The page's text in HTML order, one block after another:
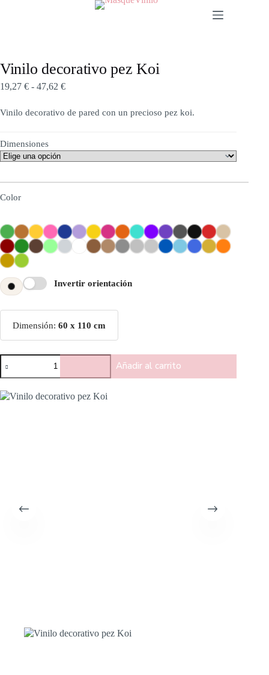
Vinilo decorativo pez Koi
19,27 € - 47,62 €
Vinilo decorativo de pared con un precioso pez koi.
Dimensiones
Color
Invertir orientación
Dimensión: 60 x 110 cm
Añadir al carrito